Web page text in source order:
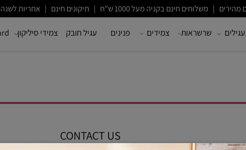
חינם בקניה מעל 1000 ש"ח | תיקונים חינם | אחריות לשנה
שרשראות צמידים פנינים עגיל חובק צמידי סיליקון
CONTACT US